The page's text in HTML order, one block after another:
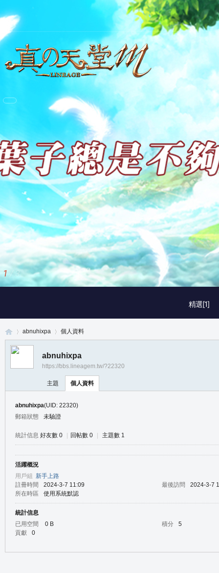
精選[1]
2 / 3
abnuhixpa 個人資料
abnuhixpa
https://bbs.lineagem.tw/?22320
主題 個人資料
abnuhixpa(UID: 22320)
郵箱狀態
未驗證
統計信息 好友數 0 回帖數 0 主題數 1
活躍概況
用戶組 新手上路
註冊時間
2024-3-7 11:09 最後訪問
2024-3-7
所在時區
使用系統默認
統計信息
已用空間
0 B 積分
5
貢獻
0